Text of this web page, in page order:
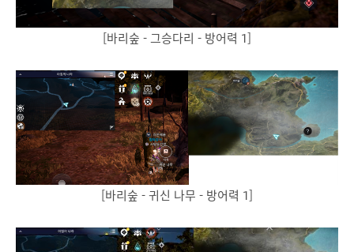
[바리숲 - 그승다리 - 방어력 1]
[바리숲 - 귀신 나무 - 방어력 1]